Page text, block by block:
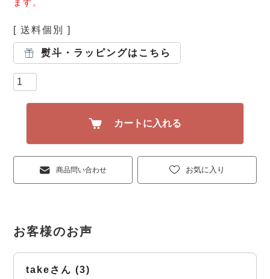
ます。
送料個別
熨斗・ラッピングはこちら
お気に入り
カートに入れる
商品問い合わせ
take 3